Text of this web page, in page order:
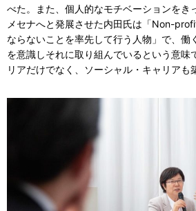
べた。また、個人的なモチベーションをき
メセナへと発展させた内田氏は「Non-
ならないことを率先して行う人物」で、働
を意識しそれに取り組んでいるという意味
リアだけでなく、ソーシャル・キャリアも